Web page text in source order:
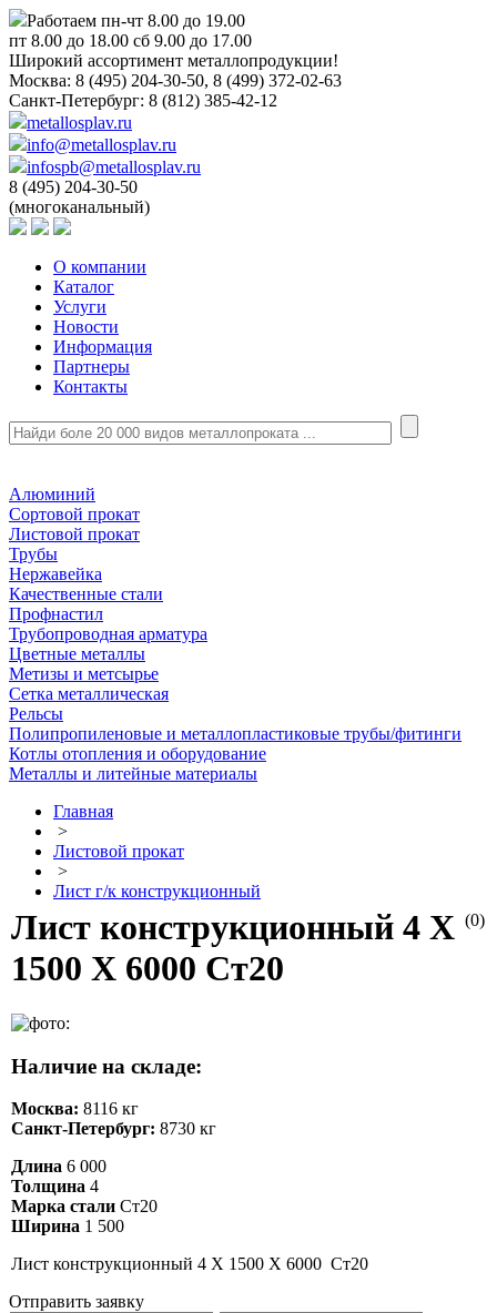
Работаем пн-чт 8.00 до 19.00
пт 8.00 до 18.00 сб 9.00 до 17.00
Широкий ассортимент металлопродукции!
Москва: 8 (495) 204-30-50, 8 (499) 372-02-63
Санкт-Петербург: 8 (812) 385-42-12
metallosplav.ru
info@metallosplav.ru
infospb@metallosplav.ru
8 (495) 204-30-50
(многоканальный)
О компании
Каталог
Услуги
Новости
Информация
Партнеры
Контакты
Алюминий
Сортовой прокат
Листовой прокат
Трубы
Нержавейка
Качественные стали
Профнастил
Трубопроводная арматура
Цветные металлы
Метизы и метсырье
Сетка металлическая
Рельсы
Полипропиленовые и металлопластиковые трубы/фитинги
Котлы отопления и оборудование
Металлы и литейные материалы
Главная
>
Листовой прокат
>
Лист г/к конструкционный
(0)
Лист конструкционный 4 Х
1500 Х 6000 Ст20
Наличие на складе:
Москва: 8116 кг
Санкт-Петербург: 8730 кг
Длина 6 000
Толщина 4
Марка стали Ст20
Ширина 1 500
Лист конструкционный 4 Х 1500 Х 6000 Ст20
Отправить заявку